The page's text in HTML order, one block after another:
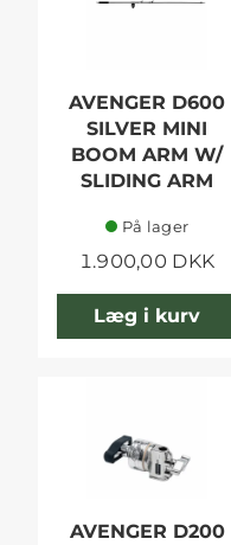
AVENGER D600
SILVER MINI
BOOM ARM W/
SLIDING ARM
På lager
1.900,00 DKK
Læg i kurv
AVENGER D200